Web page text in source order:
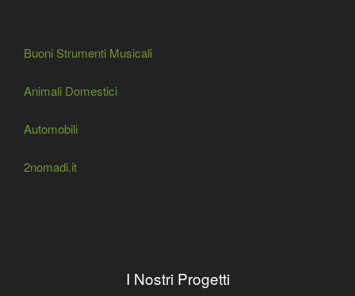
Buoni Strumenti Musicali
Animali Domestici
Automobili
2nomadi.it
I Nostri Progetti